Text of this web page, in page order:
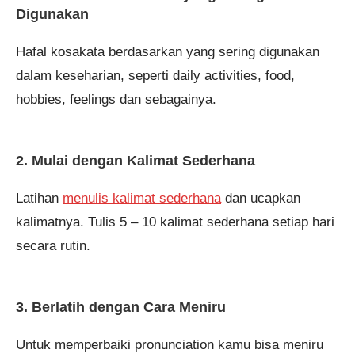
Digunakan
Hafal kosakata berdasarkan yang sering digunakan
dalam keseharian, seperti daily activities, food,
hobbies, feelings dan sebagainya.
2. Mulai dengan Kalimat Sederhana
Latihan menulis kalimat sederhana dan ucapkan
kalimatnya. Tulis 5 – 10 kalimat sederhana setiap hari
secara rutin.
3. Berlatih dengan Cara Meniru
Untuk memperbaiki pronunciation kamu bisa meniru